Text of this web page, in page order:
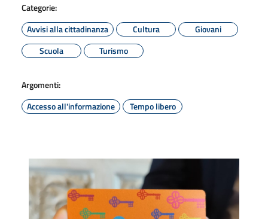
Categorie:
Avvisi alla cittadinanza
Cultura
Giovani
Scuola
Turismo
Argomenti:
Accesso all'informazione
Tempo libero